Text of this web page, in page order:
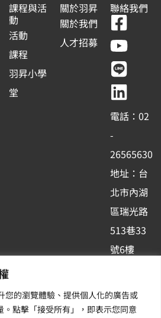
您的瀏覽體驗、提供個人化的廣告或
。點擊「接受所有」，即表示您同意
課程與活
動
活動
課程
羽昇小學
堂
關於羽昇
關於我們
人才招募
聯絡我們
F
a
c
e
b
o
o
k
-
s
q
u
a
r
Y
o
u
t
u
b
e
L
i
n
e
L
i
n
k
e
d
i
n
電話：02
-
26565630
地址：台
北市內湖
區瑞光路
513巷33
號6樓
供您最新